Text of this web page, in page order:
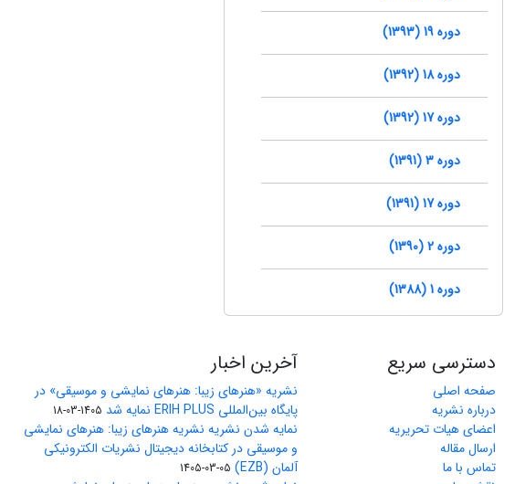
دوره 19 (1393)
دوره 18 (1392)
دوره 17 (1392)
دوره 3 (1391)
دوره 17 (1391)
دوره 2 (1390)
دوره 1 (1388)
دسترسی سریع
صفحه اصلی
درباره نشریه
اعضای هیات تحریریه
ارسال مقاله
تماس با ما
آخرین اخبار
نشریه «هنرهای زیبا: هنرهای نمایشی و موسیقی» در
پایگاه بین‌المللی ERIH PLUS نمایه شد
1405-03-18
نمایه شدن نشریه نشریه هنرهای زیبا: هنرهای نمایشی
و موسیقی در کتابخانه دیجیتال نشریات الکترونیکی
آلمان (EZB)
1405-03-05